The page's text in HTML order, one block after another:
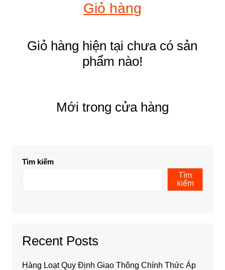
Giỏ hàng
Giỏ hàng hiện tại chưa có sản
phẩm nào!
Mới trong cửa hàng
Tìm kiếm
Tìm
kiếm
Recent Posts
Hàng Loạt Quy Định Giao Thông Chính Thức Áp